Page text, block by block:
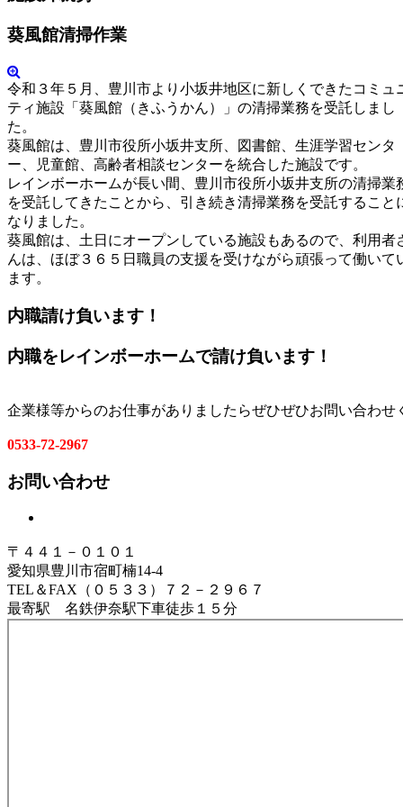
葵風館清掃作業
令和３年５月、豊川市より小坂井地区に新しくできたコミュ
ティ施設「葵風館（きふうかん）」の清掃業務を受託しまし
た。
葵風館は、豊川市役所小坂井支所、図書館、生涯学習センタ
ー、児童館、高齢者相談センターを統合した施設です。
レインボーホームが長い間、豊川市役所小坂井支所の清掃業
を受託してきたことから、引き続き清掃業務を受託すること
なりました。
葵風館は、土日にオープンしている施設もあるので、利用者
んは、ほぼ３６５日職員の支援を受けながら頑張って働いて
ます。
内職請け負います！
内職をレインボーホームで請け負います！
企業様等からのお仕事がありましたらぜひぜひお問い合わせ
0533-72-2967
お問い合わせ
〒４４１－０１０１
愛知県豊川市宿町楠14-4
TEL＆FAX（０５３３）７２－２９６７
最寄駅 名鉄伊奈駅下車徒歩１５分